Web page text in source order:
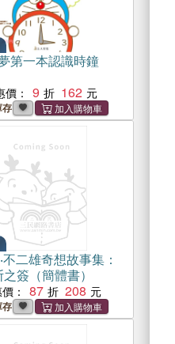
第一本認識時鐘
價： 9 162
不二雄奇想故事集：
簽（簡體書）
： 87 208